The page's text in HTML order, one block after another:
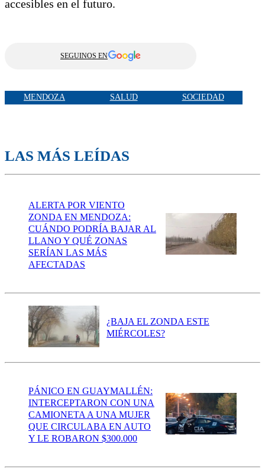
accesibles en el futuro.
SEGUINOS EN
MENDOZA SALUD SOCIEDAD
LAS MÁS LEÍDAS
ALERTA POR VIENTO
ZONDA EN MENDOZA:
CUÁNDO PODRÍA BAJAR AL
LLANO Y QUÉ ZONAS
SERÍAN LAS MÁS
AFECTADAS
¿BAJA EL ZONDA ESTE
MIÉRCOLES?
PÁNICO EN GUAYMALLÉN:
INTERCEPTARON CON UNA
CAMIONETA A UNA MUJER
QUE CIRCULABA EN AUTO
Y LE ROBARON $300.000